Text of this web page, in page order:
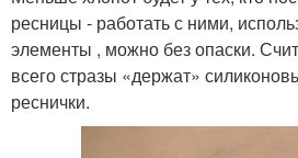
ресницы - работать с ними,
элементы , можно без опаски.
всего стразы «держат»
реснички.